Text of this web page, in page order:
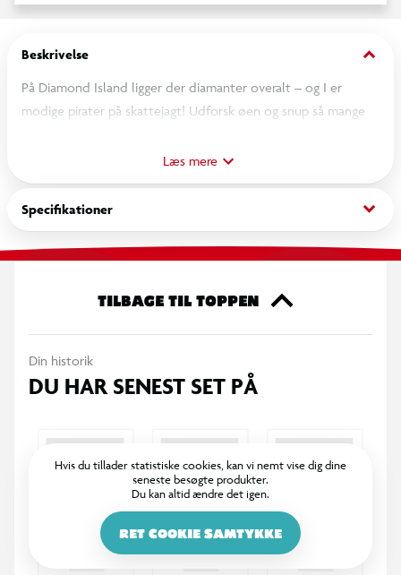
Beskrivelse keyboard_arrow_down
På Diamond Island ligger der diamanter overalt – og I er
modige pirater på skattejagt! Udforsk øen og snup så mange
pirat det, mister du en diamant fra din skattesæk. Hvem får
samlet flest diamanter, før skatten slipper op? Et sjovt og
nemt spil, som ikke kræver hjælp fra voksne.
Læs mere
Specifikationer keyboard_arrow_down
TILBAGE TIL TOPPEN
Din historik
DU HAR SENEST SET PÅ
Hvis du tillader statistiske cookies, kan vi nemt vise dig dine
seneste besøgte produkter.
Du kan altid ændre det igen.
RET COOKIE SAMTYKKE